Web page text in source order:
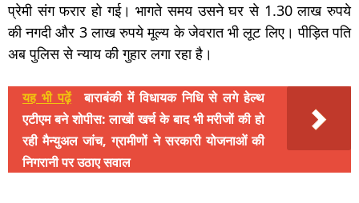
प्रेमी संग फरार हो गई। भागते समय उसने घर से 1.30 लाख रुपये
की नगदी और 3 लाख रुपये मूल्य के जेवरात भी लूट लिए। पीड़ित पति
अब पुलिस से न्याय की गुहार लगा रहा है।
यह भी पढ़ें
बाराबंकी में विधायक निधि से लगे हेल्थ
एटीएम बने शोपीस: लाखों खर्च के बाद भी मरीजों की हो
रही मैन्युअल जांच, ग्रामीणों ने सरकारी योजनाओं की
निगरानी पर उठाए सवाल